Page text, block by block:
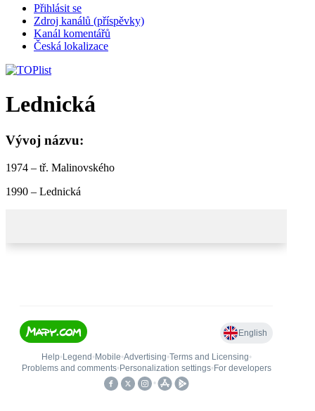
Přihlásit se
Zdroj kanálů (příspěvky)
Kanál komentářů
Česká lokalizace
Lednická
Vývoj názvu:
1974 – tř. Malinovského
1990 – Lednická